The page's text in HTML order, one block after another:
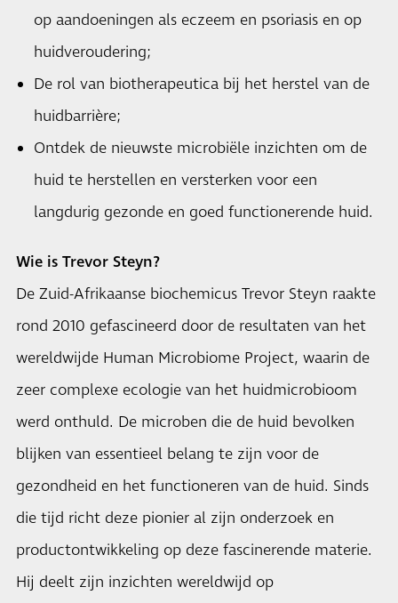
op aandoeningen als eczeem en psoriasis en op
huidveroudering;
De rol van biotherapeutica bij het herstel van de
huidbarrière;
Ontdek de nieuwste microbiële inzichten om de
huid te herstellen en versterken voor een
langdurig gezonde en goed functionerende huid.
Wie is Trevor Steyn?
De Zuid-Afrikaanse biochemicus Trevor Steyn raakte
rond 2010 gefascineerd door de resultaten van het
wereldwijde Human Microbiome Project, waarin de
zeer complexe ecologie van het huidmicrobioom
werd onthuld. De microben die de huid bevolken
blijken van essentieel belang te zijn voor de
gezondheid en het functioneren van de huid. Sinds
die tijd richt deze pionier al zijn onderzoek en
productontwikkeling op deze fascinerende materie.
Hij deelt zijn inzichten wereldwijd op